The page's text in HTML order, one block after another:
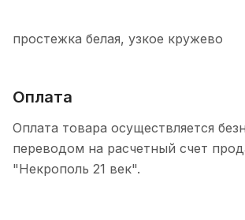
простежка белая, узкое кружево
Оплата
Оплата товара осуществляется
переводом на расчетный счет
"Некрополь 21 век".